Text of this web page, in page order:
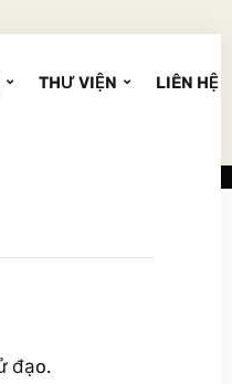
THƯ VIỆN LIÊN HỆ
đạo.